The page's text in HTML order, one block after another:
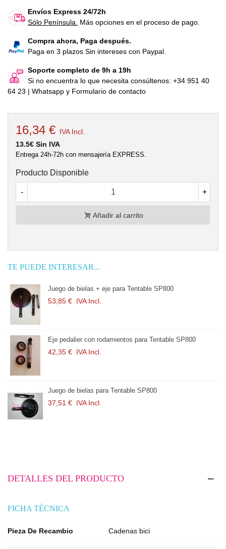
Envíos Express 24/72h
Sólo Península.
Más opciones en el proceso de pago.
Compra ahora, Paga después.
Paga en 3 plazos Sin intereses con Paypal.
Soporte completo de 9h a 19h
Si no encuentra lo que necesita consúltenos: +34 951 40
64 23 | Whatsapp y Formulario de contacto
16,34 € IVA Incl.
13.5€ Sin IVA
Entrega 24h-72h con mensajería EXPRESS.
Producto Disponible
- +
Añadir al carrito
TE PUEDE INTERESAR...
Juego de bielas + eje para Tentable SP800
53,85 € IVA Incl.
Eje pedalier con rodamientos para Tentable SP800
42,35 € IVA Incl.
Juego de bielas para Tentable SP800
37,51 € IVA Incl.
DETALLES DEL PRODUCTO
FICHA TÉCNICA
Pieza De Recambio Cadenas bici